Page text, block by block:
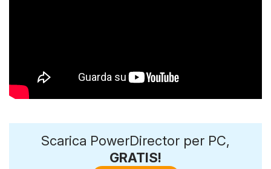
Scarica PowerDirector per PC,
GRATIS!